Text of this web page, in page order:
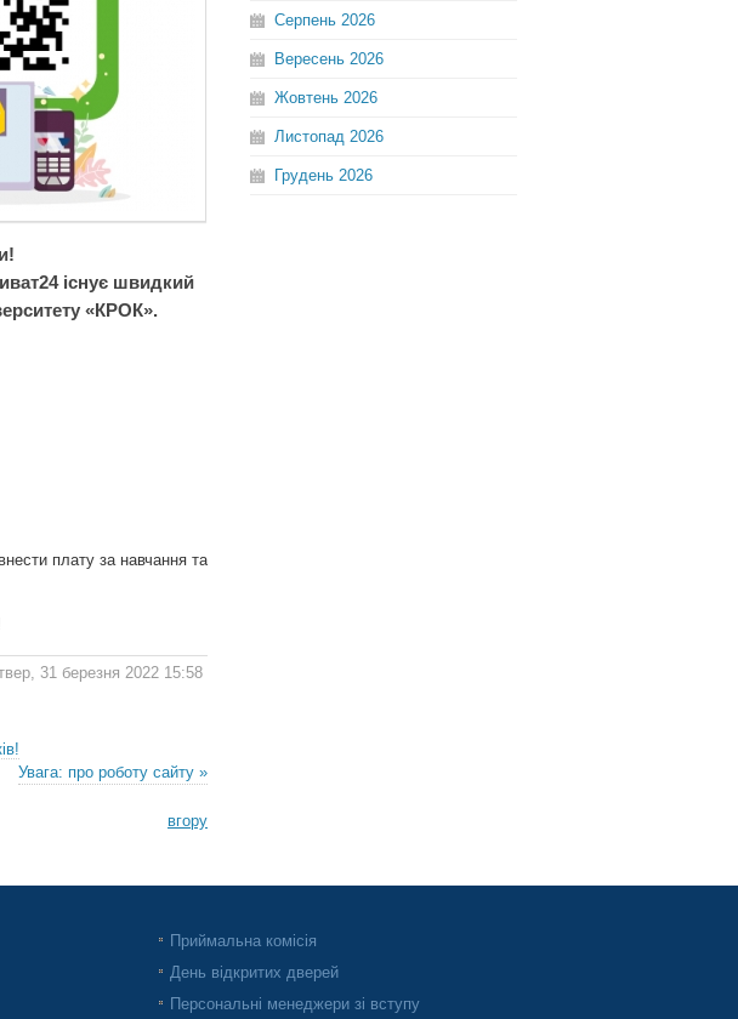
існує швидкий
«КРОК».
плату за навчання та
31 березня 2022 15:58
Увага: про роботу сайту »
вгору
Серпень 2026
Вересень 2026
Жовтень 2026
Листопад 2026
Грудень 2026
Приймальна комісія
День відкритих дверей
Персональні менеджери зі вступу